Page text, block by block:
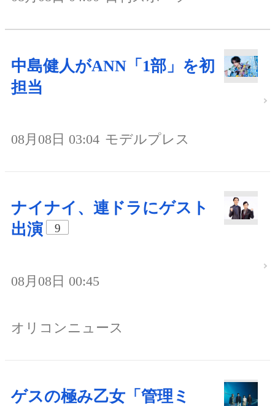
中島健人がANN「1部」を初
担当
08月08日 03:04 モデルプレス
ナイナイ、連ドラにゲスト
出演
9
08月08日 00:45
オリコンニュース
ゲスの極み乙女「管理ミ